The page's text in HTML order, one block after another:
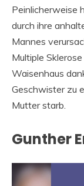
Peinlicherweise
durch ihre
Mannes
Multiple
Waisenhaus
Geschwister zu
Mutter starb.
Gunther